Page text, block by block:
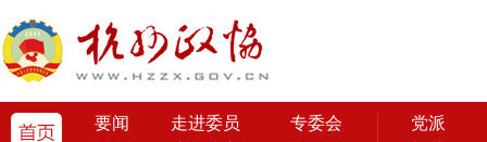
要闻 走进委员
专委会
党派